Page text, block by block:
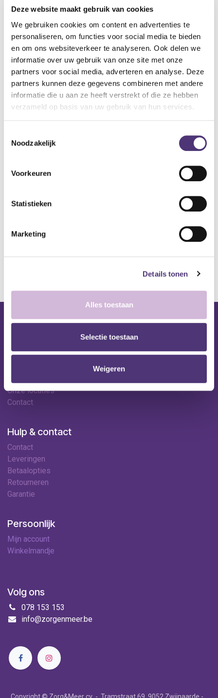
Deze website maakt gebruik van cookies
We gebruiken cookies om content en advertenties te
personaliseren, om functies voor social media te bieden
en om ons websiteverkeer te analyseren. Ook delen we
informatie over uw gebruik van onze site met onze
partners voor social media, adverteren en analyse. Deze
partners kunnen deze gegevens combineren met andere
informatie die u aan ze heeft verstrekt of die ze hebben
verzameld op basis van uw gebruik van hun services.
Noodzakelijk
Voorkeuren
Statistieken
Marketing
Details tonen
Alles toestaan
Selectie toestaan
Weigeren
als op kantoor waardevol voor het verminderen van
rugklachten, die vaak ontstaan door langdurig zitten. Het
balanskussen van 33 cm biedt een veelzijdige oplossing
om rugpijn te verlichten en een actievere, gezondere
levensstijl te ondersteunen.
Specificaties:
Diameter van 33 cm
Rond, zwart
30,46€
Aan winkelmandje toevoegen
Nuttige links
Huren
Onze locaties
Contact
Hulp & contact
Contact
Leveringen
Betaalopties
Retourneren
Garantie
Persoonlijk
Mijn account
Winkelmandje
Volg ons
078 153 153
info@zorgenmeer.be